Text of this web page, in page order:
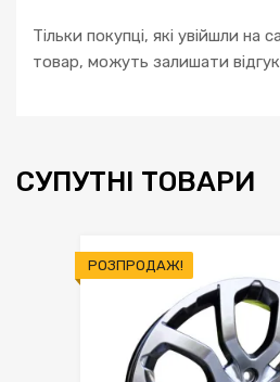
Тільки покупці, які увійшли на
товар, можуть залишати
СУПУТНІ ТОВАРИ
РОЗПРОДАЖ!